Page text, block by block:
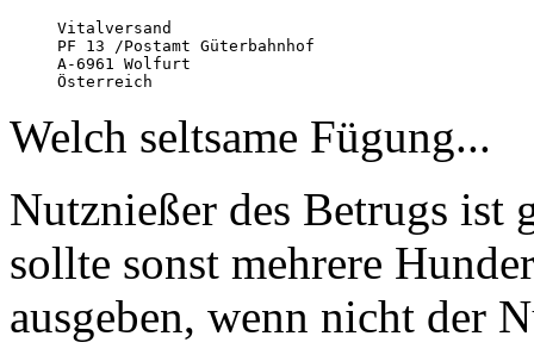
Vitalversand
PF 13 /Postamt Güterbahnhof
A-6961 Wolfurt
Österreich
Welch seltsame Fügung...
Nutznießer des Betrugs ist
sollte sonst mehrere
ausgeben, wenn nicht der